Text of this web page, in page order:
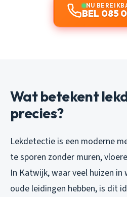
NU
BEL 085
Wat betekent
precies?
Lekdetectie is een moderne
te sporen zonder muren,
In Katwijk, waar veel huizen in
oude leidingen hebben, is dit